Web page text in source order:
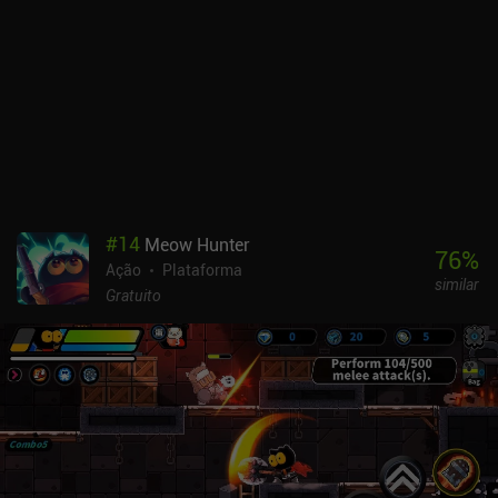
#14 Meow Hunter
Ação
Plataforma
Gratuito
76%
similar